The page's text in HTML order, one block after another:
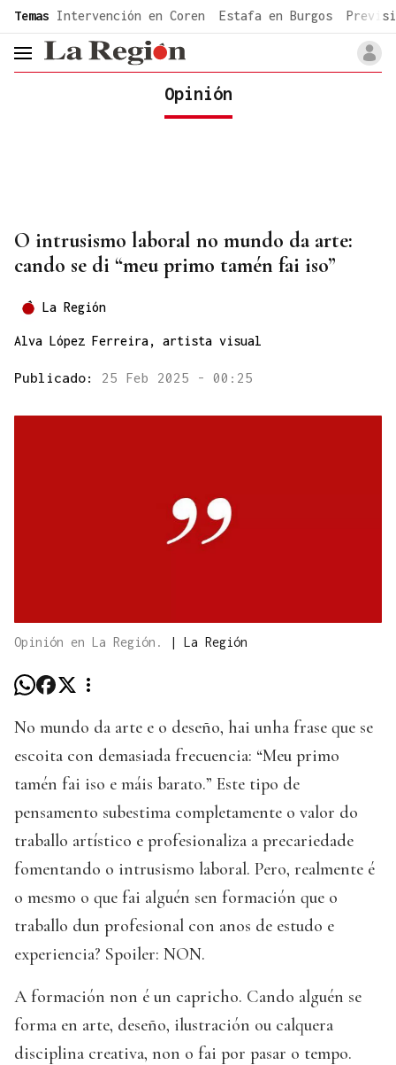
common.go-to-content
Temas Intervención en Coren Estafa en Burgos
header.menu.open
Opinión
O intrusismo laboral no mundo da arte:
cando se di “meu primo tamén fai iso”
La Región
Alva López Ferreira, artista visual
Publicado: 25 Feb 2025 - 00:25
Opinión en La Región. | La Región
No mundo da arte e o deseño, hai unha frase que se
escoita con demasiada frecuencia: “Meu primo
tamén fai iso e máis barato.” Este tipo de
pensamento subestima completamente o valor do
traballo artístico e profesionaliza a precariedade
fomentando o intrusismo laboral. Pero, realmente é
o mesmo o que fai alguén sen formación que o
traballo dun profesional con anos de estudo e
experiencia? Spoiler: NON.
A formación non é un capricho. Cando alguén se
forma en arte, deseño, ilustración ou calquera
disciplina creativa, non o fai por pasar o tempo.